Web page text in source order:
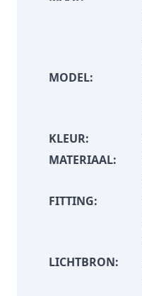
MODEL:
KLEUR:
MATERIAAL:
FITTING:
LICHTBRON: